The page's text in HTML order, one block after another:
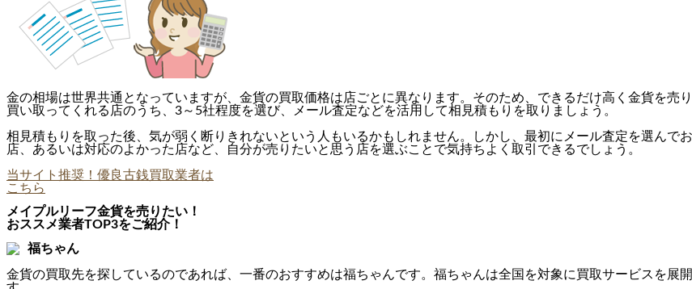
金の相場は世界共通となっていますが、金貨の買取価格は店ごとに異なります。そのため、できるだけ高く金貨を売
買い取ってくれる店のうち、3～5社程度を選び、メール査定などを活用して相見積もりを取りましょう。
相見積もりを取った後、気が弱く断りきれないという人もいるかもしれません。しかし、最初にメール査定を選んで
店、あるいは対応のよかった店など、自分が売りたいと思う店を選ぶことで気持ちよく取引できるでしょう。
当サイト推奨！優良古銭買取業者は
こちら
メイプルリーフ金貨を売りたい！
おススメ業者TOP3をご紹介！
福ちゃん
金貨の買取先を探しているのであれば、一番のおすすめは福ちゃんです。福ちゃんは全国を対象に買取サービスを展